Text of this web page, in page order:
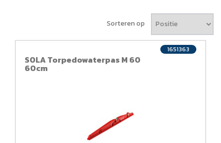
Sorteren op
SOLA Torpedowaterpas M 60
60cm
1651363